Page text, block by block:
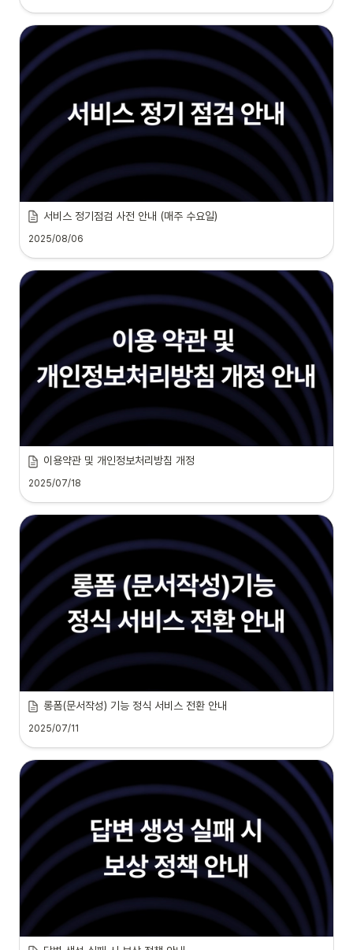
서비스 정기점검 사전 안내 (매주 수요일)
2025/08/06
이용약관 및 개인정보처리방침 개정
2025/07/18
롱폼(문서작성) 기능 정식 서비스 전환 안내
2025/07/11